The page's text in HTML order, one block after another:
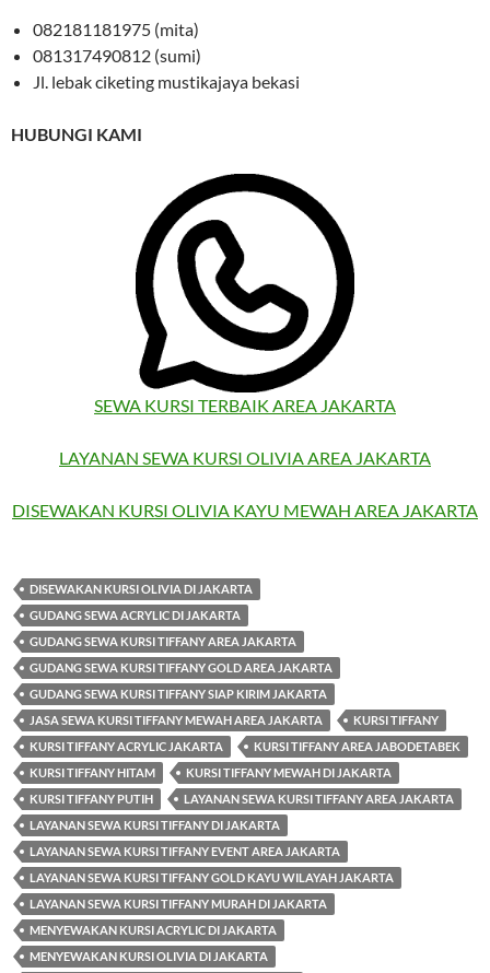
082181181975 (mita)
081317490812 (sumi)
Jl. lebak ciketing mustikajaya bekasi
HUBUNGI KAMI
SEWA KURSI TERBAIK AREA JAKARTA
LAYANAN SEWA KURSI OLIVIA AREA JAKARTA
DISEWAKAN KURSI OLIVIA KAYU MEWAH AREA JAKARTA
DISEWAKAN KURSI OLIVIA DI JAKARTA
GUDANG SEWA ACRYLIC DI JAKARTA
GUDANG SEWA KURSI TIFFANY AREA JAKARTA
GUDANG SEWA KURSI TIFFANY GOLD AREA JAKARTA
GUDANG SEWA KURSI TIFFANY SIAP KIRIM JAKARTA
JASA SEWA KURSI TIFFANY MEWAH AREA JAKARTA
KURSI TIFFANY
KURSI TIFFANY ACRYLIC JAKARTA
KURSI TIFFANY AREA JABODETABEK
KURSI TIFFANY HITAM
KURSI TIFFANY MEWAH DI JAKARTA
KURSI TIFFANY PUTIH
LAYANAN SEWA KURSI TIFFANY AREA JAKARTA
LAYANAN SEWA KURSI TIFFANY DI JAKARTA
LAYANAN SEWA KURSI TIFFANY EVENT AREA JAKARTA
LAYANAN SEWA KURSI TIFFANY GOLD KAYU WILAYAH JAKARTA
LAYANAN SEWA KURSI TIFFANY MURAH DI JAKARTA
MENYEWAKAN KURSI ACRYLIC DI JAKARTA
MENYEWAKAN KURSI OLIVIA DI JAKARTA